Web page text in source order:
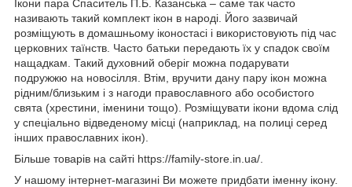
Ікони пара Спаситель П.Б. Казанська – саме так часто
називають такий комплект ікон в народі. Його зазвичай
розміщують в домашньому іконостасі і використовують під час
церковних таїнств. Часто батьки передають їх у спадок своїм
нащадкам. Такий духовний оберіг можна подарувати
подружжю на новосілля. Втім, вручити дану пару ікон можна
рідним/близьким і з нагоди православного або особистого
свята (хрестини, іменини тощо). Розміщувати ікони вдома слід
у спеціально відведеному місці (наприклад, на полиці серед
інших православних ікон).
Більше товарів на сайті https://family-store.in.ua/.
У нашому інтернет-магазині Ви можете придбати іменну ікону.